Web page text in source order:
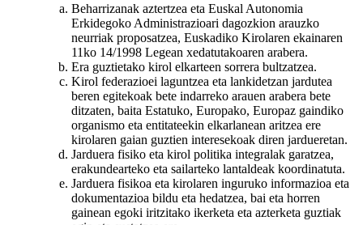
Beharrizanak aztertzea eta Euskal Autonomia
Erkidegoko Administrazioari dagozkion arauzko
neurriak proposatzea, Euskadiko Kirolaren ekainaren
11ko 14/1998 Legean xedatutakoaren arabera.
Era guztietako kirol elkarteen sorrera bultzatzea.
Kirol federazioei laguntzea eta lankidetzan jardutea
beren egitekoak bete indarreko arauen arabera bete
ditzaten, baita Estatuko, Europako, Europaz gaindiko
organismo eta entitateekin elkarlanean aritzea ere
kirolaren gaian guztien interesekoak diren jardueretan.
Jarduera fisiko eta kirol politika integralak garatzea,
erakundearteko eta sailarteko lantaldeak koordinatuta.
Jarduera fisikoa eta kirolaren inguruko informazioa eta
dokumentazioa bildu eta hedatzea, bai eta horren
gainean egoki iritzitako ikerketa eta azterketa guztiak